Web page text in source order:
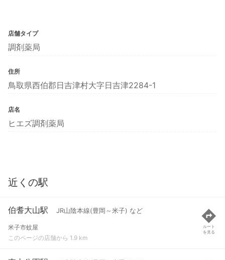
店舗タイプ
調剤薬局
住所
鳥取県西伯郡日吉津村大字日吉津2284-1
店名
ヒエズ調剤薬局
近くの駅
伯耆大山駅 JR山陰本線(豊岡～米子) など
米子市蚊屋
このページの店舗から 1.9 km
ルート
を見る